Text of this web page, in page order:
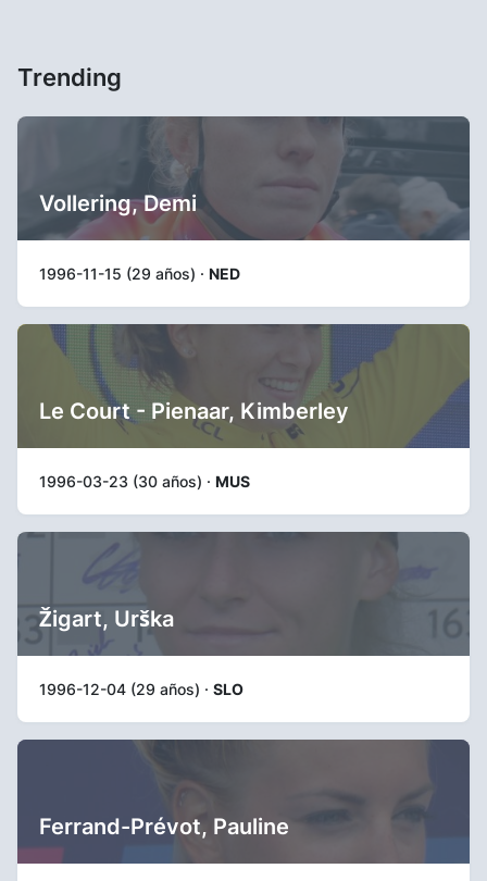
Trending
Vollering, Demi
1996-11-15 (29 años) · NED
Le Court - Pienaar, Kimberley
1996-03-23 (30 años) · MUS
Žigart, Urška
1996-12-04 (29 años) · SLO
Ferrand-Prévot, Pauline